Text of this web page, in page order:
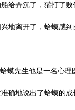
给弄沉了，獾打了
地离开了，蛤蟆感到
蟆先生他是一名心理
确地说出了蛤蟆的